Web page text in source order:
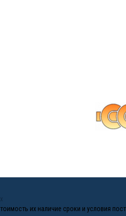
их наличие сроки и условия